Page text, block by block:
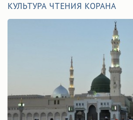
КУЛЬТУРА ЧТЕНИЯ КОРАНА